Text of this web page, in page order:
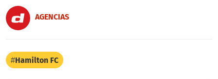
AGENCIAS
Hamilton FC